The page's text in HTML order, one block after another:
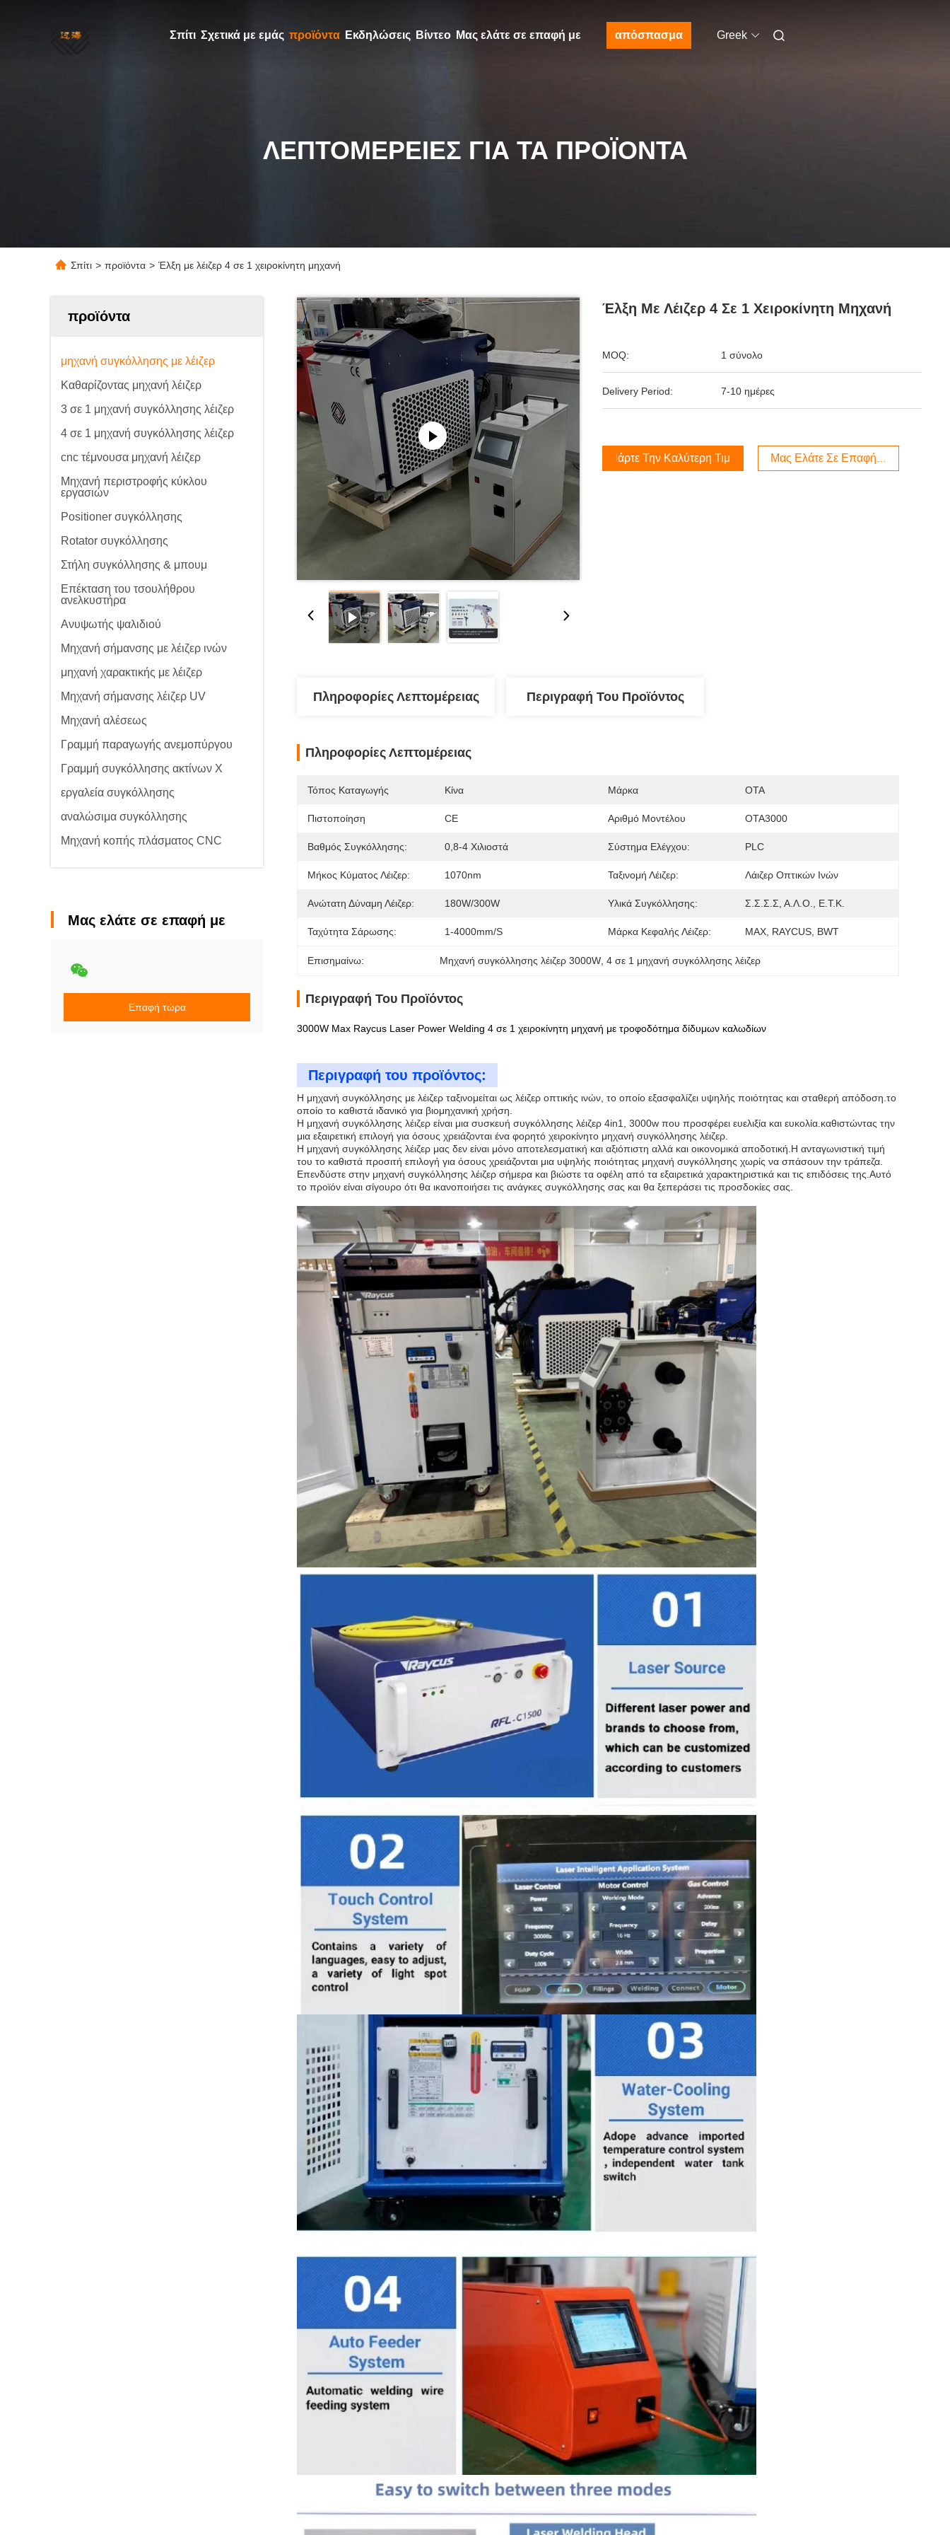
Σπίτι Σχετικά με εμάς προϊόντα Εκδηλώσεις Βίντεο Μας ελάτε σε επαφή με απόσπασμα Greek
ΛΕΠΤΟΜΈΡΕΙΕΣ ΓΙΑ ΤΑ ΠΡΟΪΌΝΤΑ
Σπίτι > προϊόντα > Έλξη με λέιζερ 4 σε 1 χειροκίνητη μηχανή
προϊόντα
μηχανή συγκόλλησης με λέιζερ
Καθαρίζοντας μηχανή λέιζερ
3 σε 1 μηχανή συγκόλλησης λέιζερ
4 σε 1 μηχανή συγκόλλησης λέιζερ
cnc τέμνουσα μηχανή λέιζερ
Μηχανή περιστροφής κύκλου
εργασιών
Positioner συγκόλλησης
Rotator συγκόλλησης
Στήλη συγκόλλησης & μπουμ
Επέκταση του τσουλήθρου
ανελκυστήρα
Ανυψωτής ψαλιδιού
Μηχανή σήμανσης με λέιζερ ινών
μηχανή χαρακτικής με λέιζερ
Μηχανή σήμανσης λέιζερ UV
Μηχανή αλέσεως
Γραμμή παραγωγής ανεμοπύργου
Γραμμή συγκόλλησης ακτίνων Χ
εργαλεία συγκόλλησης
αναλώσιμα συγκόλλησης
Μηχανή κοπής πλάσματος CNC
Μας ελάτε σε επαφή με
Επαφή τώρα
Έλξη Με Λέιζερ 4 Σε 1 Χειροκίνητη Μηχανή
MOQ: 1 σύνολο
Delivery Period: 7-10 ημέρες
Πάρτε Την Καλύτερη Τιμή Μας Ελάτε Σε Επαφή Με
Πληροφορίες Λεπτομέρειας Περιγραφή Του Προϊόντος
Πληροφορίες Λεπτομέρειας
Τόπος Καταγωγής Κίνα Μάρκα OTA
Πιστοποίηση CE Αριθμό Μοντέλου ΟΤΑ3000
Βαθμός Συγκόλλησης: 0,8-4 Χιλιοστά Σύστημα Ελέγχου: PLC
Μήκος Κύματος Λέιζερ: 1070nm Ταξινομή Λέιζερ: Λάιζερ Οπτικών Ινών
Ανώτατη Δύναμη Λέιζερ: 180W/300W Υλικά Συγκόλλησης: Σ.Σ.Σ.Σ, Α.Λ.Ο., Ε.Τ.Κ.
Ταχύτητα Σάρωσης: 1-4000mm/s Μάρκα Κεφαλής Λέιζερ: MAX, RAYCUS, BWT
Επισημαίνω: Μηχανή συγκόλλησης λέιζερ 3000W , 4 σε 1 μηχανή συγκόλλησης λέιζερ
Περιγραφή Του Προϊόντος
3000W Max Raycus Laser Power Welding 4 σε 1 χειροκίνητη μηχανή με τροφοδότημα δίδυμων καλωδίων
Περιγραφή του προϊόντος:
Η μηχανή συγκόλλησης με λέιζερ ταξινομείται ως λέιζερ οπτικής ινών, το οποίο εξασφαλίζει υψηλής ποιότητας και σταθερή απόδοση.το
οποίο το καθιστά ιδανικό για βιομηχανική χρήση.
Η μηχανή συγκόλλησης λέιζερ είναι μια συσκευή συγκόλλησης λέιζερ 4in1, 3000w που προσφέρει ευελιξία και ευκολία.καθιστώντας την
μια εξαιρετική επιλογή για όσους χρειάζονται ένα φορητό χειροκίνητο μηχανή συγκόλλησης λέιζερ.
Η μηχανή συγκόλλησης λέιζερ μας δεν είναι μόνο αποτελεσματική και αξιόπιστη αλλά και οικονομικά αποδοτική.Η ανταγωνιστική τιμή
του το καθιστά προσιτή επιλογή για όσους χρειάζονται μια υψηλής ποιότητας μηχανή συγκόλλησης χωρίς να σπάσουν την τράπεζα.
Επενδύστε στην μηχανή συγκόλλησης λέιζερ σήμερα και βιώστε τα οφέλη από τα εξαιρετικά χαρακτηριστικά και τις επιδόσεις της.Αυτό
το προϊόν είναι σίγουρο ότι θα ικανοποιήσει τις ανάγκες συγκόλλησης σας και θα ξεπεράσει τις προσδοκίες σας.